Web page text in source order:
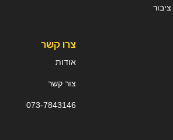
צרו קשר
אודות
צור קשר
073-7843146